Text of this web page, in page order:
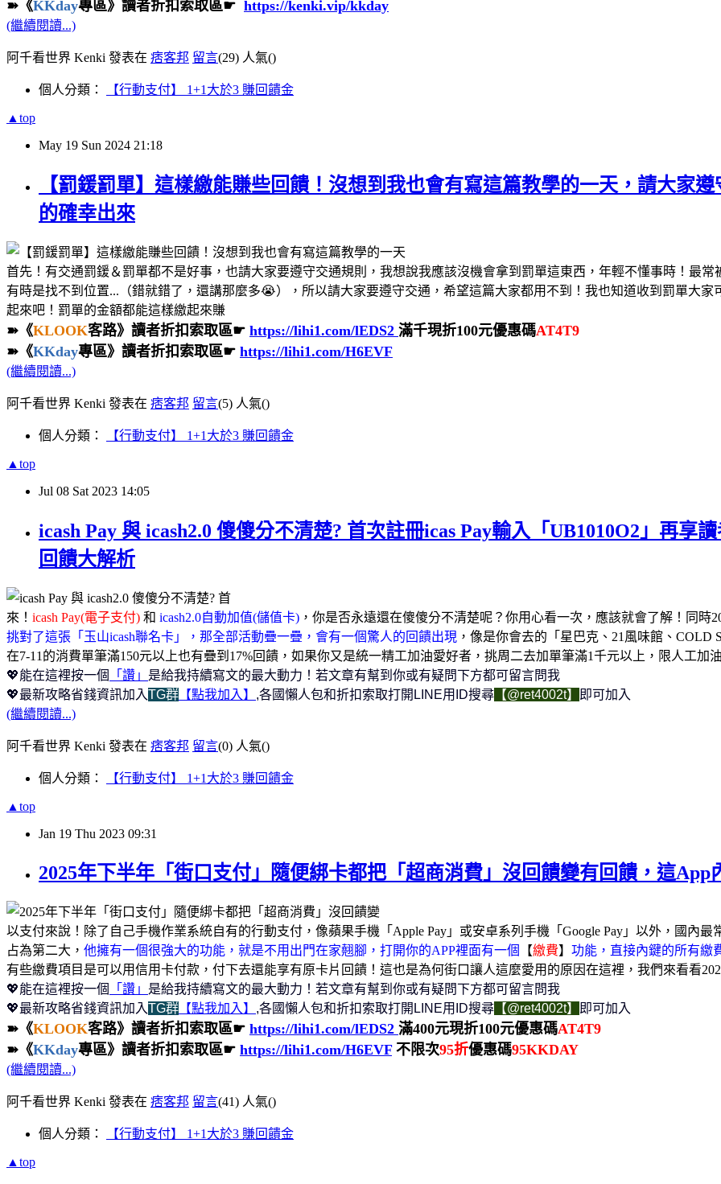
➽《KKday專區》讀者折扣索取區☛ https://kenki.vip/kkday
(繼續閱讀...)
阿千看世界 Kenki 發表在 痞客邦 留言(29) 人氣()
個人分類： 【行動支付】 1+1大於3 賺回饋金
▲top
May 19 Sun 2024 21:18
【罰鍰罰單】這樣繳能賺些回饋！沒想到我也會有寫這篇教學的一天，請大家
的確幸出來
首先！有交通罰鍰＆罰單都不是好事，也請大家要遵守交通規則，我想說我應該沒機會拿到罰單這東西，年輕不懂事時！最
有時是找不到位置...（錯就錯了，還講那麼多😭），所以請大家要遵守交通，希望這篇大家都用不到！我也知道收到罰單大
起來吧！罰單的金額都能這樣繳起來賺
➽《KLOOK客路》讀者折扣索取區☛ https://lihi1.com/lEDS2 滿千現折100元優惠碼AT4T9
➽《KKday專區》讀者折扣索取區☛ https://lihi1.com/H6EVF
(繼續閱讀...)
阿千看世界 Kenki 發表在 痞客邦 留言(5) 人氣()
個人分類： 【行動支付】 1+1大於3 賺回饋金
▲top
Jul 08 Sat 2023 14:05
icash Pay 與 icash2.0 傻傻分不清楚? 首次註冊icas Pay輸入「UB1010O2」再享
回饋大解析
來！ icash Pay(電子支付) 和 icash2.0自動加值(儲值卡) ，你是否永遠還在傻傻分不清楚呢？你用心看一次，應該就會了解！同時
挑對了這張「玉山icash聯名卡」，那全部活動疊一疊，會有一個驚人的回饋出現 ，像是你會去的「星巴克、21風味館、COLD
在7-11的消費單筆滿150元以上也有疊到17%回饋，如果你又是統一精工加油愛好者，挑周二去加單筆滿1千元以上，限人工加
💖能在這裡按一個
「讚」 是給我持續寫文的最大動力！若文章有幫到你或有疑問下方都可留言問我
💖最新攻略省錢資訊加入TG群 【點我加入】 ,各國懶人包和折扣索取打開LINE用ID搜尋 【@ret4002t】
即可加入
(繼續閱讀...)
阿千看世界 Kenki 發表在 痞客邦 留言(0) 人氣()
個人分類： 【行動支付】 1+1大於3 賺回饋金
▲top
Jan 19 Thu 2023 09:31
2025年下半年「街口支付」隨便綁卡都把「超商消費」沒回饋變有回饋，這App
以支付來說！除了自己手機作業系統自有的行動支付，像蘋果手機「Apple Pay」或安卓系列手機「Google Pay」以外，國內
占為第二大， 他擁有一個很強大的功能，就是不用出門在家翹腳，打開你的APP裡面有一個 【繳費】 功能，直接內鍵的所有繳
有些繳費項目是可以用信用卡付款，付下去還能享有原卡片回饋！這也是為何街口讓人這麼愛用的原因在這裡，我們來看看
💖能在這裡按一個
「讚」 是給我持續寫文的最大動力！若文章有幫到你或有疑問下方都可留言問我
💖最新攻略省錢資訊加入TG群 【點我加入】 ,各國懶人包和折扣索取打開LINE用ID搜尋 【@ret4002t】 即可加入
➽《KLOOK客路》讀者折扣索取區☛ https://lihi1.com/lEDS2 滿400元現折100元優惠碼AT4T9
➽《KKday專區》讀者折扣索取區☛ https://lihi1.com/H6EVF不限次95折優惠碼95KKDAY
(繼續閱讀...)
阿千看世界 Kenki 發表在 痞客邦 留言(41) 人氣()
個人分類： 【行動支付】 1+1大於3 賺回饋金
▲top